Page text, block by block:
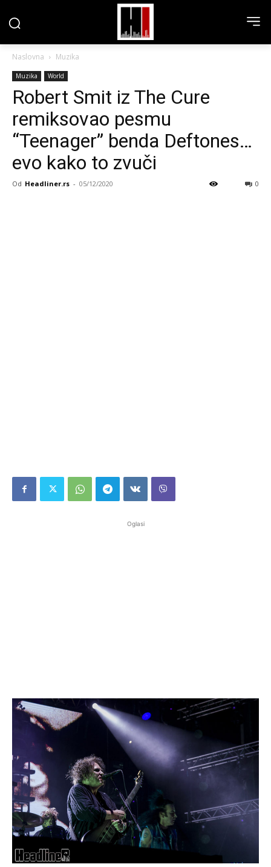
Naslovna Muzika
Muzika World
Robert Smit iz The Cure
remiksovao pesmu
“Teenager” benda Deftones…
evo kako to zvuči
Od Headliner.rs - 05/12/2020 0
Oglasi